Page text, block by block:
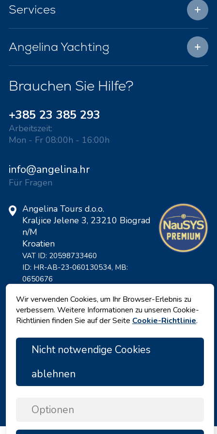
Services
Angelina Yachting
Brauchen Sie Hilfe?
+385 23 385 293
Arbeitszeit:
Mon - Fr 08:00h - 16:00h
info@angelina.hr
Für Fragen
Angelina Tours d.o.o.
Kraljice Jelene 3, 23210 Biograd
n/M
Kroatien
VAT ID: 20598733460
ID: HR-AB-23-060130534, MB:
0650676
Copyright © 2026 by Angelina Tours d.o.o.
Wir verwenden Cookies, um Ihr Browser-Erlebnis zu
verbessern. Weitere Informationen zu unseren Cookie-
Richtlinien finden Sie auf der Seite Cookie-Richtlinie.
Nicht notwendige Cookies
ablehnen
Optionen